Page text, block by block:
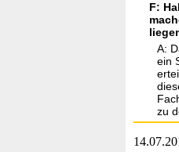
F:
A:
ein
zu